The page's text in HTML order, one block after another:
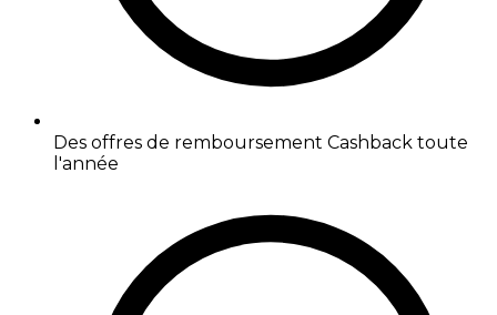
Des offres de remboursement Cashback toute
l'année